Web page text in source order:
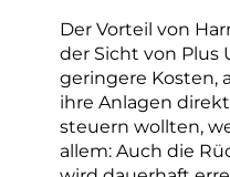
Der Vorteil von
der Sicht von Plus
geringere Kosten,
ihre Anlagen
steuern wollten,
allem: Auch die